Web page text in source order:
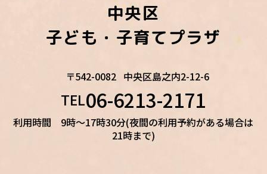
中央区
子ども・子育てプラザ
〒542-0082 中央区島之内2-12-6
TEL06-6213-2171
利用時間 9時～17時30分(夜間の利用予約がある場合は
21時まで)